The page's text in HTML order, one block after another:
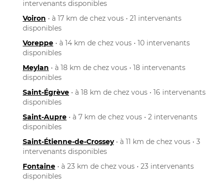
intervenants disponibles
Voiron • à 17 km de chez vous • 21 intervenants
disponibles
Voreppe • à 14 km de chez vous • 10 intervenants
disponibles
Meylan • à 18 km de chez vous • 18 intervenants
disponibles
Saint-Égrève • à 18 km de chez vous • 16 intervenants
disponibles
Saint-Aupre • à 7 km de chez vous • 2 intervenants
disponibles
Saint-Étienne-de-Crossey• à 11 km de chez vous • 3
intervenants disponibles
Fontaine • à 23 km de chez vous • 23 intervenants
disponibles